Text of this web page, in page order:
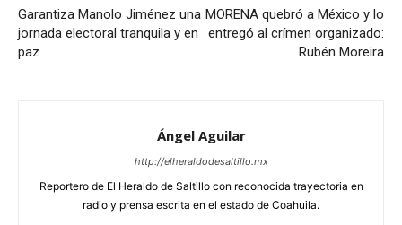
Garantiza Manolo Jiménez una
jornada electoral tranquila y en
paz
MORENA quebró a México y lo
entregó al crímen organizado:
Rubén Moreira
Ángel Aguilar
http://elheraldodesaltillo.mx
Reportero de El Heraldo de Saltillo con reconocida trayectoria en
radio y prensa escrita en el estado de Coahuila.